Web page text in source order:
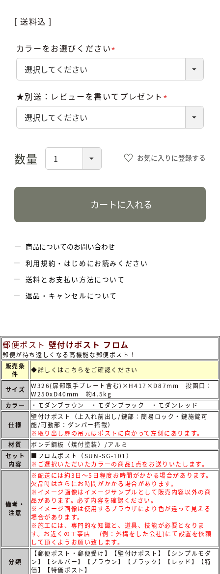
送料込
カラーをお選びください
★別送：レビューを書いてプレゼント
お気に入りに登録する
カートに入れる
商品についてのお問い合わせ
利用規約・はじめにお読みください
送料とお支払い方法について
返品・キャンセルについて
郵便ポスト 壁付けポスト フロム
郵便が待ち遠しくなる高機能な郵便ポスト！
販売条
件
◆詳しくは こちらをご確認ください
サイズ
W326(扉部取手プレート含む)×H417×D87mm 投函口：
W250xD40mm 約4.5kg
カラー
・モダンブラウン ・モダンブラック ・モダンレッド
仕様
壁付けポスト（上入れ前出し/鍵部：簡易ロック・鍵施錠可
能/可動部：ダンパー搭載）
※取り出し扉の吊元はポストに向かって左側にあります。
材質
ボンデ鋼板（焼付塗装）/アルミ
セット
内容
■フロムポスト（SUN-SG-101）
※ご選択いただいたカラーの商品1点をお送りいたします。
備考・
注意
※配送には約3日～5日程度お時間がかかる場合があります。
欠品時はさらにお時間がかかる場合があります。
※イメージ画像はイメージサンプルとして販売内容以外の商
品があります。必ず内容を確認ください。
※イメージ画像は使用するブラウザにより色が違って見える
場合があります。
※施工には、専門的な知識と、道具、技能が必要となりま
す。お近くの工事店 (例：外構をした会社)にて設置を依頼
して頂くようお願い致します。
分類
【郵便ポスト・郵便受け】【壁付けポスト】【シンプルモダ
ン】【シルバー】【ブラウン】【ブラック】【レッド】【特
価】【特価ポスト】